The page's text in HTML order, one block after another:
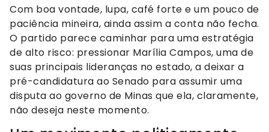
Com boa vontade, lupa, café forte e um pouco de
paciência mineira, ainda assim a conta não fecha.
O partido parece caminhar para uma estratégia
de alto risco: pressionar Marília Campos, uma de
suas principais lideranças no estado, a deixar a
pré-candidatura ao Senado para assumir uma
disputa ao governo de Minas que ela, claramente,
não deseja neste momento.